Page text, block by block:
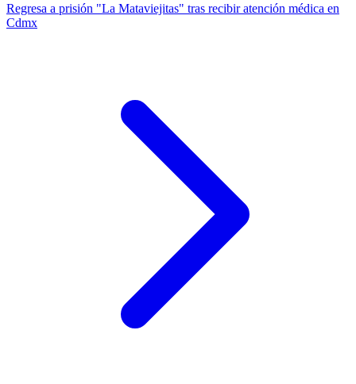
Regresa a prisión "La Mataviejitas" tras recibir atención médica en
Cdmx